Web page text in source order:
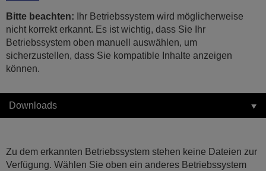
Bitte beachten: Ihr Betriebssystem wird möglicherweise
nicht korrekt erkannt. Es ist wichtig, dass Sie Ihr
Betriebssystem oben manuell auswählen, um
sicherzustellen, dass Sie kompatible Inhalte anzeigen
können.
Downloads
Zu dem erkannten Betriebssystem stehen keine Dateien zur
Verfügung. Wählen Sie oben ein anderes Betriebssystem